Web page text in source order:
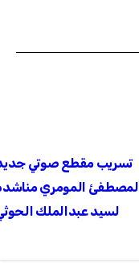
تسريب مقطع صوتي
لمصطفئ المومري
لسيد عبدالملك